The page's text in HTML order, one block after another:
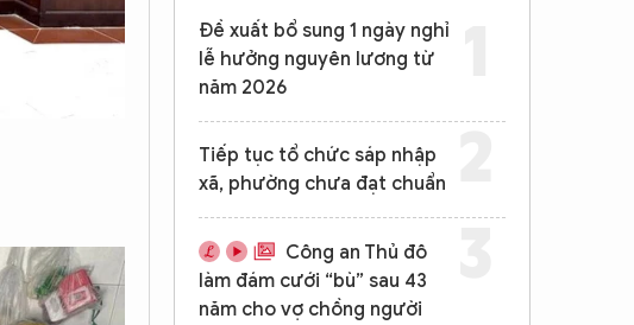
Đề xuất bổ sung 1 ngày nghỉ
lễ hưởng nguyên lương từ
năm 2026
Tiếp tục tổ chức sáp nhập
xã, phường chưa đạt chuẩn
Công an Thủ đô
làm đám cưới “bù” sau 43
năm cho vợ chồng người